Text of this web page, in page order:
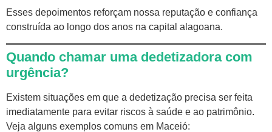
Esses depoimentos reforçam nossa reputação e confiança
construída ao longo dos anos na capital alagoana.
Quando chamar uma dedetizadora com
urgência?
Existem situações em que a dedetização precisa ser feita
imediatamente para evitar riscos à saúde e ao patrimônio.
Veja alguns exemplos comuns em Maceió: